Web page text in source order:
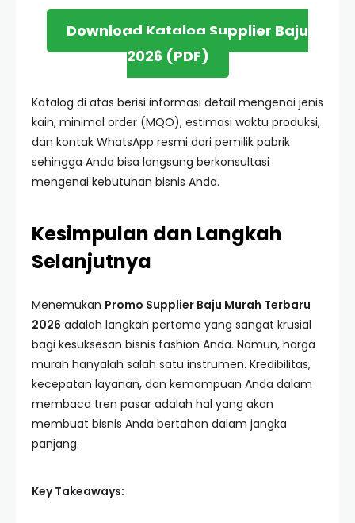
Download Katalog Supplier Baju
2026 (PDF)
Katalog di atas berisi informasi detail mengenai jenis
kain, minimal order (MQO), estimasi waktu produksi,
dan kontak WhatsApp resmi dari pemilik pabrik
sehingga Anda bisa langsung berkonsultasi
mengenai kebutuhan bisnis Anda.
Kesimpulan dan Langkah
Selanjutnya
Menemukan Promo Supplier Baju Murah Terbaru
2026 adalah langkah pertama yang sangat krusial
bagi kesuksesan bisnis fashion Anda. Namun, harga
murah hanyalah salah satu instrumen. Kredibilitas,
kecepatan layanan, dan kemampuan Anda dalam
membaca tren pasar adalah hal yang akan
membuat bisnis Anda bertahan dalam jangka
panjang.
Key Takeaways: